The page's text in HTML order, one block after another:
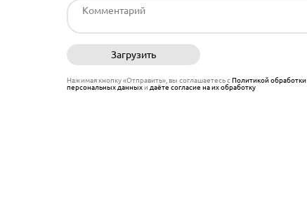
Загрузить
Нажимая кнопку «Отправить», вы соглашаетесь сПолитикой обработки
персональных данныхи даёте согласие на их обработку